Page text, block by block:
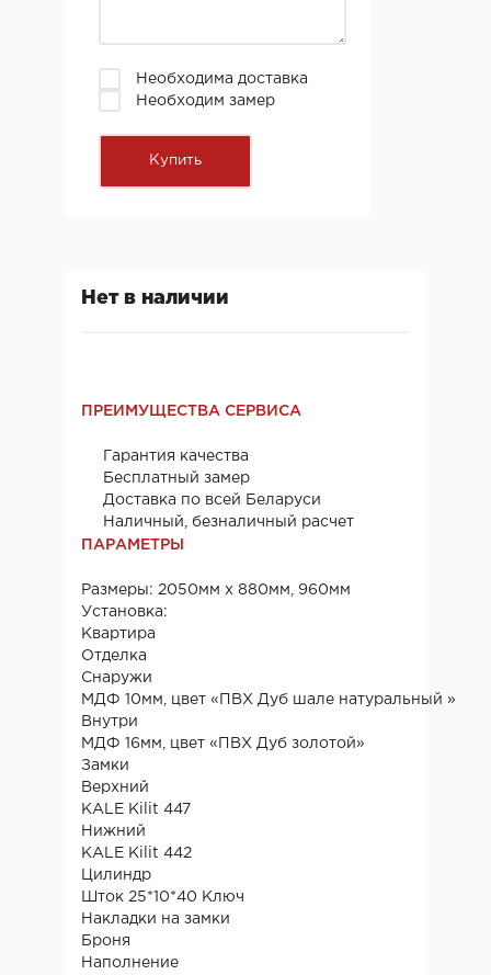
Необходима доставка
Необходим замер
Нет в наличии
ПРЕИМУЩЕСТВА СЕРВИСА
Гарантия качества
Бесплатный замер
Доставка по всей Беларуси
Наличный, безналичный расчет
ПАРАМЕТРЫ
Размеры: 2050мм х 880мм, 960мм
Установка:
Квартира
Отделка
Снаружи
МДФ 10мм, цвет «ПВХ Дуб шале натуральный »
Внутри
МДФ 16мм, цвет «ПВХ Дуб золотой»
Замки
Верхний
KALE Kilit 447
Нижний
KALE Kilit 442
Цилиндр
Шток 25*10*40 Ключ
Накладки на замки
Броня
Наполнение